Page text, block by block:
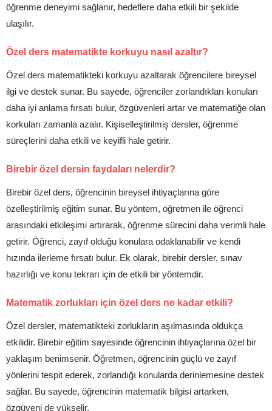
öğrenme deneyimi sağlanır, hedeflere daha etkili bir şekilde
ulaşılır.
Özel ders matematikte korkuyu nasıl azaltır?
Özel ders matematikteki korkuyu azaltarak öğrencilere bireysel
ilgi ve destek sunar. Bu sayede, öğrenciler zorlandıkları konuları
daha iyi anlama fırsatı bulur, özgüvenleri artar ve matematiğe olan
korkuları zamanla azalır. Kişiselleştirilmiş dersler, öğrenme
süreçlerini daha etkili ve keyifli hale getirir.
Birebir özel dersin faydaları nelerdir?
Birebir özel ders, öğrencinin bireysel ihtiyaçlarına göre
özelleştirilmiş eğitim sunar. Bu yöntem, öğretmen ile öğrenci
arasındaki etkileşimi artırarak, öğrenme sürecini daha verimli hale
getirir. Öğrenci, zayıf olduğu konulara odaklanabilir ve kendi
hızında ilerleme fırsatı bulur. Ek olarak, birebir dersler, sınav
hazırlığı ve konu tekrarı için de etkili bir yöntemdir.
Matematik zorlukları için özel ders ne kadar etkili?
Özel dersler, matematikteki zorlukların aşılmasında oldukça
etkilidir. Birebir eğitim sayesinde öğrencinin ihtiyaçlarına özel bir
yaklaşım benimsenir. Öğretmen, öğrencinin güçlü ve zayıf
yönlerini tespit ederek, zorlandığı konularda derinlemesine destek
sağlar. Bu sayede, öğrencinin matematik bilgisi artarken,
özgüveni de yükselir.